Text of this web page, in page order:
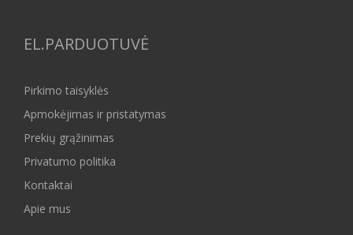
EL.PARDUOTUVĖ
Pirkimo taisyklės
Apmokėjimas ir pristatymas
Prekių grąžinimas
Privatumo politika
Kontaktai
Apie mus